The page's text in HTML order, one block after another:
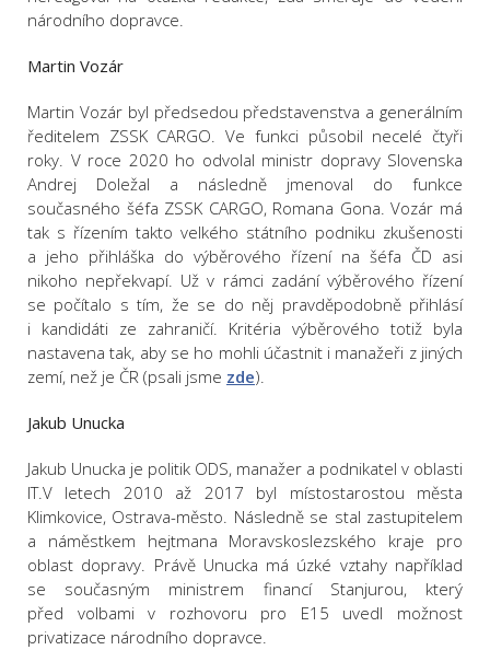
národního dopravce.
Martin Vozár
Martin Vozár byl předsedou představenstva a generálním
ředitelem ZSSK CARGO. Ve funkci působil necelé čtyři
roky. V roce 2020 ho odvolal ministr dopravy Slovenska
Andrej Doležal a následně jmenoval do funkce
současného šéfa ZSSK CARGO, Romana Gona. Vozár má
tak s řízením takto velkého státního podniku zkušenosti
a jeho přihláška do výběrového řízení na šéfa ČD asi
nikoho nepřekvapí. Už v rámci zadání výběrového řízení
se počítalo s tím, že se do něj pravděpodobně přihlásí
i kandidáti ze zahraničí. Kritéria výběrového totiž byla
nastavena tak, aby se ho mohli účastnit i manažeři z jiných
zemí, než je ČR (psali jsme zde).
Jakub Unucka
Jakub Unucka je politik ODS, manažer a podnikatel v oblasti
IT.V letech 2010 až 2017 byl místostarostou města
Klimkovice, Ostrava-město. Následně se stal zastupitelem
a náměstkem hejtmana Moravskoslezského kraje pro
oblast dopravy. Právě Unucka má úzké vztahy například
se současným ministrem financí Stanjurou, který
před volbami v rozhovoru pro E15 uvedl možnost
privatizace národního dopravce.